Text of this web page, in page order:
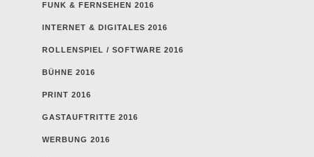
FUNK & FERNSEHEN 2016
INTERNET & DIGITALES 2016
ROLLENSPIEL / SOFTWARE 2016
BÜHNE 2016
PRINT 2016
GASTAUFTRITTE 2016
WERBUNG 2016